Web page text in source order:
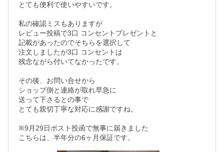
とても便利で使いやすいです。
私の確認ミスもありますが
レビュー投稿で3口 コンセントプレゼントと
記載があったのでそちらを選択して
注文しましたが3口 コンセントは
残念ながら付いてなかったです。
その後、お問い合せから
ショップ側と連絡が取れ早急に
送って下さるとの事で
とても親切丁寧な対応に感謝ですね。
※9月29日ポスト投函で無事に届きました
こちらは、半年分の6ヶ月保証です。